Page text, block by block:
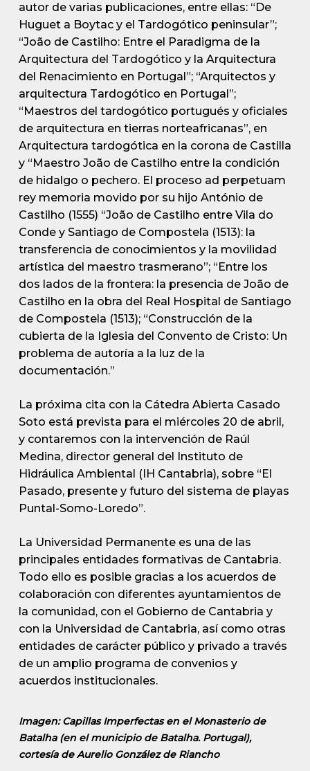
autor de varias publicaciones, entre ellas: “De
Huguet a Boytac y el Tardogótico peninsular”;
“João de Castilho: Entre el Paradigma de la
Arquitectura del Tardogótico y la Arquitectura
del Renacimiento en Portugal”; “Arquitectos y
arquitectura Tardogótico en Portugal”;
“Maestros del tardogótico portugués y oficiales
de arquitectura en tierras norteafricanas”, en
Arquitectura tardogótica en la corona de Castilla
y “Maestro João de Castilho entre la condición
de hidalgo o pechero. El proceso ad perpetuam
rey memoria movido por su hijo António de
Castilho (1555) “João de Castilho entre Vila do
Conde y Santiago de Compostela (1513): la
transferencia de conocimientos y la movilidad
artística del maestro trasmerano”; “Entre los
dos lados de la frontera: la presencia de João de
Castilho en la obra del Real Hospital de Santiago
de Compostela (1513); “Construcción de la
cubierta de la Iglesia del Convento de Cristo: Un
problema de autoría a la luz de la
documentación.”
La próxima cita con la Cátedra Abierta Casado
Soto está prevista para el miércoles 20 de abril,
y contaremos con la intervención de Raúl
Medina, director general del Instituto de
Hidráulica Ambiental (IH Cantabria), sobre “El
Pasado, presente y futuro del sistema de playas
Puntal-Somo-Loredo”.
La Universidad Permanente es una de las
principales entidades formativas de Cantabria.
Todo ello es posible gracias a los acuerdos de
colaboración con diferentes ayuntamientos de
la comunidad, con el Gobierno de Cantabria y
con la Universidad de Cantabria, así como otras
entidades de carácter público y privado a través
de un amplio programa de convenios y
acuerdos institucionales.
Imagen: Capillas Imperfectas en el Monasterio de
Batalha (en el municipio de Batalha. Portugal),
cortesía de Aurelio González de Riancho